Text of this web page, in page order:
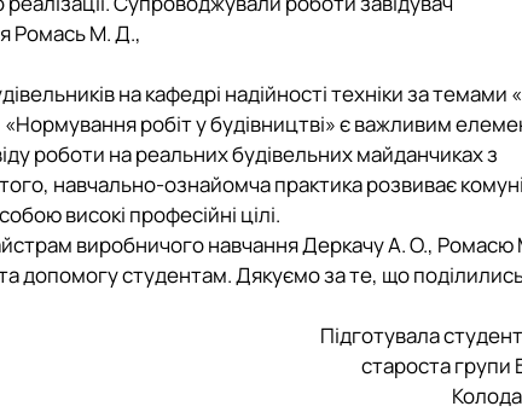
Ромась М. Д.,
на кафедрі надійності техніки за темами
робіт у будівництві»є важливим
роботи на реальних будівельних майданчиках з
навчально-ознайомча практика розвиває
високі професійні цілі.
виробничого навчання Деркачу А. О., Ромасю
допомогу студентам. Дякуємо за те, що
Підготувала
староста групи
Колода